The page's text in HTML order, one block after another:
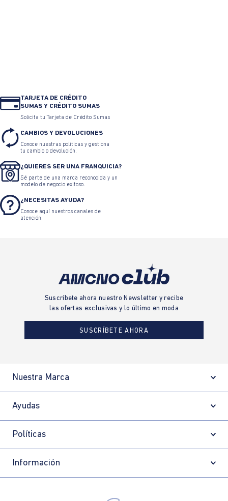
TARJETA DE CRÉDITO
SUMAS Y CRÉDITO SUMAS
Solicita tu Tarjeta de Crédito Sumas
CAMBIOS Y DEVOLUCIONES
Conoce nuestras políticas y gestiona
tu cambio o devolución.
¿QUIERES SER UNA FRANQUICIA?
Sé parte de una marca reconocida y un
modelo de negocio exitoso.
¿NECESITAS AYUDA?
Conoce aquí nuestros canales de
atención.
Suscríbete ahora nuestro Newsletter y recibe
las ofertas exclusivas y lo último en moda
SUSCRÍBETE AHORA
Nuestra Marca
Ayudas
Políticas
Información